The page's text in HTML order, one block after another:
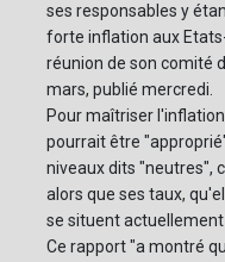
ses responsables y
forte inflation aux
réunion de son comité
mars, publié mercredi.
Pour maîtriser
pourrait être
niveaux dits "neutres",
alors que ses taux,
se situent actuellement
Ce rapport "a montré